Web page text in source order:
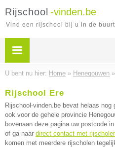
Rijschool -vinden.be
Vind een rijschool bij u in de
U bent nu hier: Home » Henegouwen »
Rijschool Ere
Rijschool-vinden.be bevat helaas nog
ook voor de gehele provincie
bovenaan deze pagina uw postcode
of ga naar direct contact met
komen met meerdere rijscholen